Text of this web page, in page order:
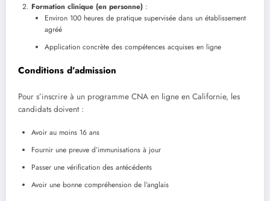
Formation clinique (en personne) :
Environ 100 heures de pratique supervisée dans un établissement
agréé
Application concrète des compétences acquises en ligne
Conditions d’admission
Pour s’inscrire à un programme CNA en ligne en Californie, les
candidats doivent :
Avoir au moins 16 ans
Fournir une preuve d’immunisations à jour
Passer une vérification des antécédents
Avoir une bonne compréhension de l’anglais